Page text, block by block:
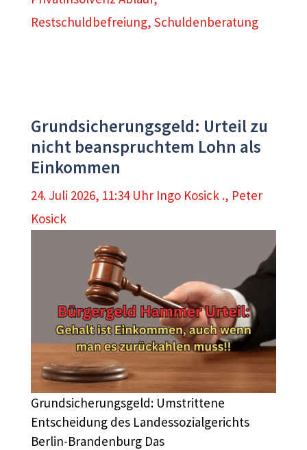
Restschuldbefreiung, Schuldenberatung
Grundsicherungsgeld: Urteil zu
nicht beanspruchtem Lohn als
Einkommen
24. Juli 2026, 11:34 Uhr Ingo Kosick ., Peter
Kosick
Grundsicherungsgeld: Umstrittene
Entscheidung des Landessozialgerichts
Berlin-Brandenburg Das